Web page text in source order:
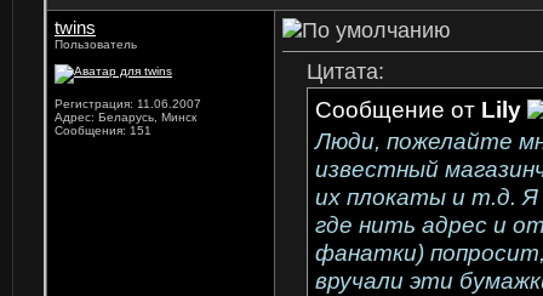
twins
Пользователь
Регистрация: 11.06.2007
Адрес: Беларусь, Минск
Сообщения: 151
Цитата:
Сообщение от Lily
Люди, пожелайте
известный
их плокаты и т.д.
где нить адрес и
фанатки)
вручали эти